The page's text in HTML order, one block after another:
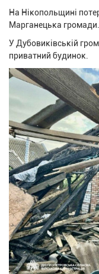
На Нікопольщині
Марганецька
У Дубовиківській
приватний будинок.